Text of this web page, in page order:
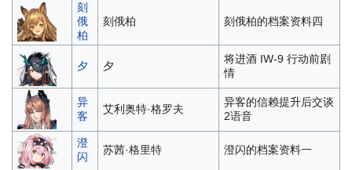
刻
俄
柏
刻俄柏 刻俄柏的档案资料四
夕 夕
将进酒 IW-9 行动前剧
情
异
客
艾利奥特·格罗夫
异客的信赖提升后交谈
2语音
澄
闪
苏茜·格里特 澄闪的档案资料一